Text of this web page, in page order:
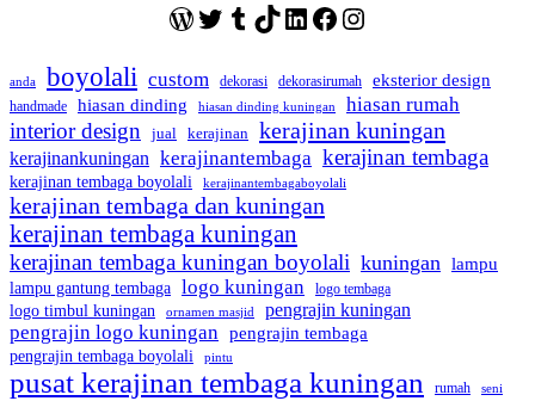
WordPress
Twitter
Tumblr
TikTok
LinkedIn
Facebook
Instagram
anda boyolali custom dekorasi dekorasirumah eksterior design
handmade hiasan dinding hiasan dinding kuningan hiasan rumah
interior design jual kerajinan kerajinan kuningan
kerajinankuningan kerajinantembaga kerajinan tembaga
kerajinan tembaga boyolali kerajinantembagaboyolali
kerajinan tembaga dan kuningan
kerajinan tembaga kuningan
kerajinan tembaga kuningan boyolali kuningan lampu
lampu gantung tembaga logo kuningan logo tembaga
logo timbul kuningan ornamen masjid pengrajin kuningan
pengrajin logo kuningan pengrajin tembaga
pengrajin tembaga boyolali
pintu
pusat kerajinan tembaga kuningan rumah seni